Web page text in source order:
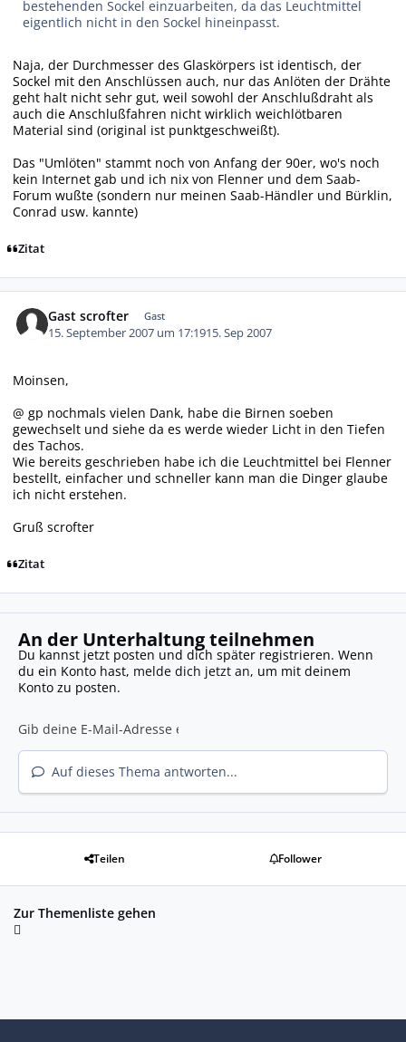
bestehenden Sockel einzuarbeiten, da das Leuchtmittel
eigentlich nicht in den Sockel hineinpasst.
Naja, der Durchmesser des Glaskörpers ist identisch, der
Sockel mit den Anschlüssen auch, nur das Anlöten der Drähte
geht halt nicht sehr gut, weil sowohl der Anschlußdraht als
auch die Anschlußfahren nicht wirklich weichlötbaren
Material sind (original ist punktgeschweißt).
Das "Umlöten" stammt noch von Anfang der 90er, wo's noch
kein Internet gab und ich nix von Flenner und dem Saab-
Forum wußte (sondern nur meinen Saab-Händler und Bürklin,
Conrad usw. kannte)
Zitat
Gast scrofter Gast
15. September 2007 um 17:1915. Sep 2007
Moinsen,
@ gp nochmals vielen Dank, habe die Birnen soeben
gewechselt und siehe da es werde wieder Licht in den Tiefen
des Tachos.
Wie bereits geschrieben habe ich die Leuchtmittel bei Flenner
bestellt, einfacher und schneller kann man die Dinger glaube
ich nicht erstehen.
Gruß scrofter
Zitat
An der Unterhaltung teilnehmen
Du kannst jetzt posten und dich später registrieren. Wenn
du ein Konto hast, melde dich jetzt an, um mit deinem
Konto zu posten.
Auf dieses Thema antworten...
Teilen Follower
Zur Themenliste gehen